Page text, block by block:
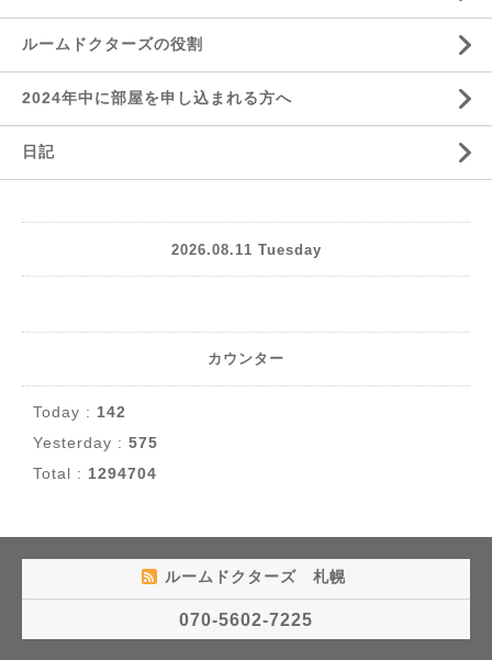
ルームドクターズの役割
2024年中に部屋を申し込まれる方へ
日記
2026.08.11 Tuesday
カウンター
Today : 142
Yesterday : 575
Total : 1294704
ルームドクターズ 札幌
070-5602-7225